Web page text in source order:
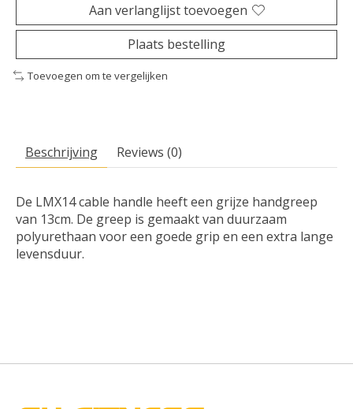
Aan verlanglijst toevoegen
Plaats bestelling
Toevoegen om te vergelijken
Beschrijving Reviews (0)
De LMX14 cable handle heeft een grijze handgreep
van 13cm. De greep is gemaakt van duurzaam
polyurethaan voor een goede grip en een extra lange
levensduur.